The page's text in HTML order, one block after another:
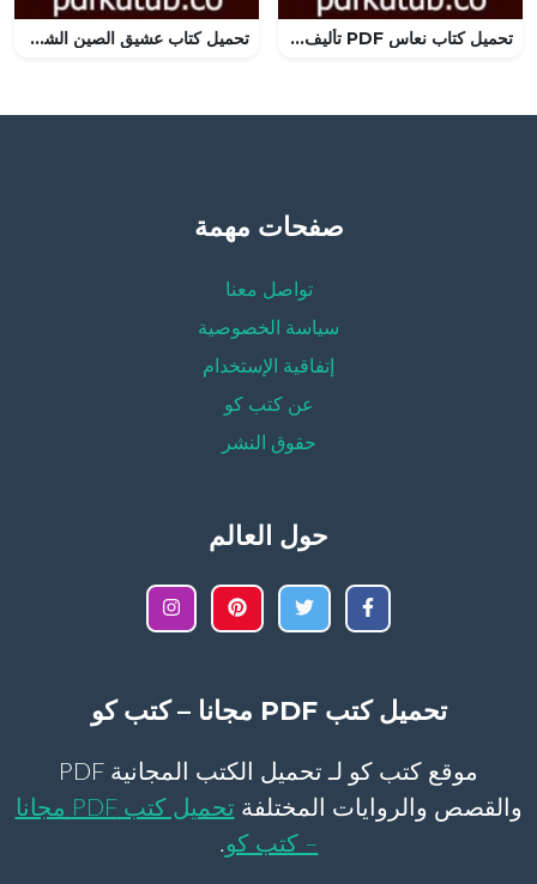
تحميل كتاب نعاس PDF تأليف هاروكي موراكامي مجانا [كامل] تحميل كتاب عشيق الصين الشمالية PDF تأليف مارغريت دوراس مجانا [كامل]
صفحات مهمة
تواصل معنا
سياسة الخصوصية
إتفاقية الإستخدام
عن كتب كو
حقوق النشر
حول العالم
تحميل كتب PDF مجانا – كتب كو
موقع كتب كو لـ تحميل الكتب المجانية PDF
والقصص والروايات المختلفة
تحميل كتب PDF مجانا
– كتب كو.